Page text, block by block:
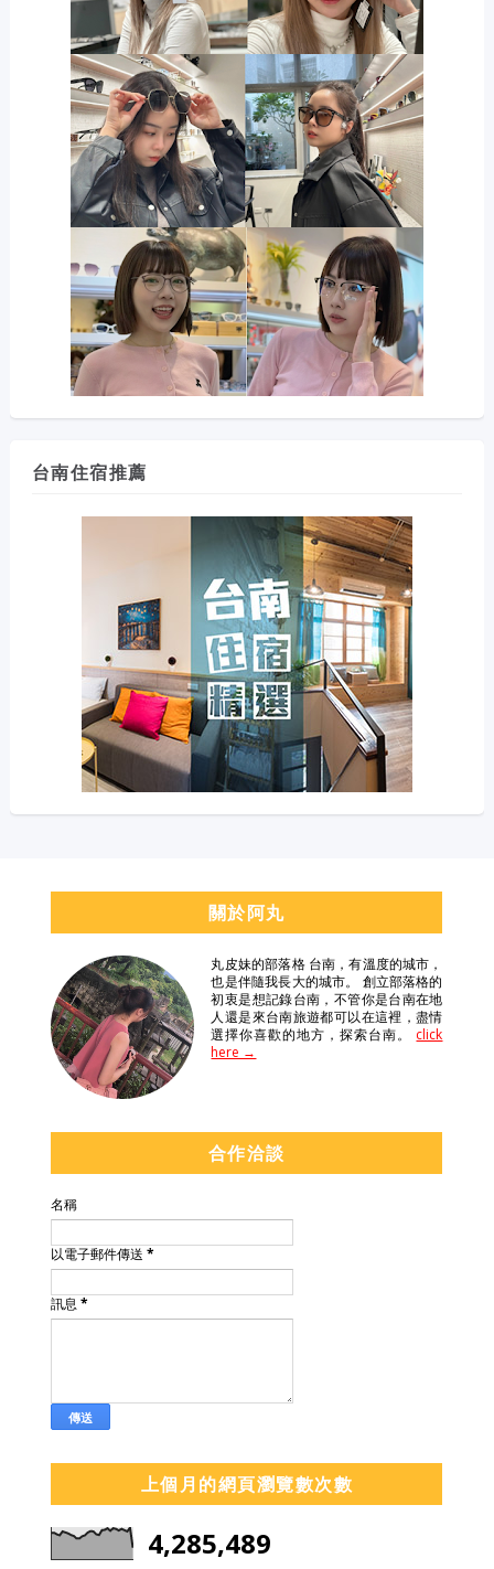
台南住宿推薦
關於阿丸
丸皮妹的部落格 台南，有溫度的城市，
也是伴隨我長大的城市。 創立部落格的
初衷是想記錄台南，不管你是台南在地
人還是來台南旅遊都可以在這裡，盡情
選擇你喜歡的地方，探索台南。 click
here →
合作洽談
名稱
以電子郵件傳送*
訊息*
上個月的網頁瀏覽數次數
4,285,489